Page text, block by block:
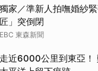
獨家／準新人拍嘸婚紗
匠」突倒閉
EBC 東森新聞
走近6000公里到東亞！